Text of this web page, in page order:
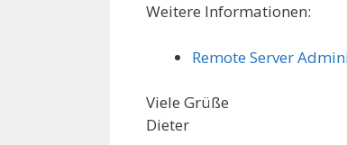
Weitere Informationen:
Remote Server
Viele Grüße
Dieter